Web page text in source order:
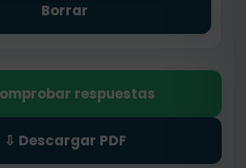
Borrar
respuestas
⇩ Descargar PDF